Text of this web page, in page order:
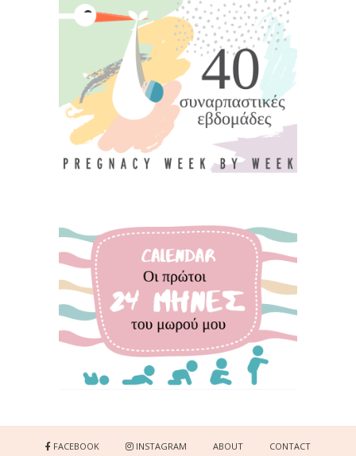
FACEBOOK INSTAGRAM ABOUT CONTACT